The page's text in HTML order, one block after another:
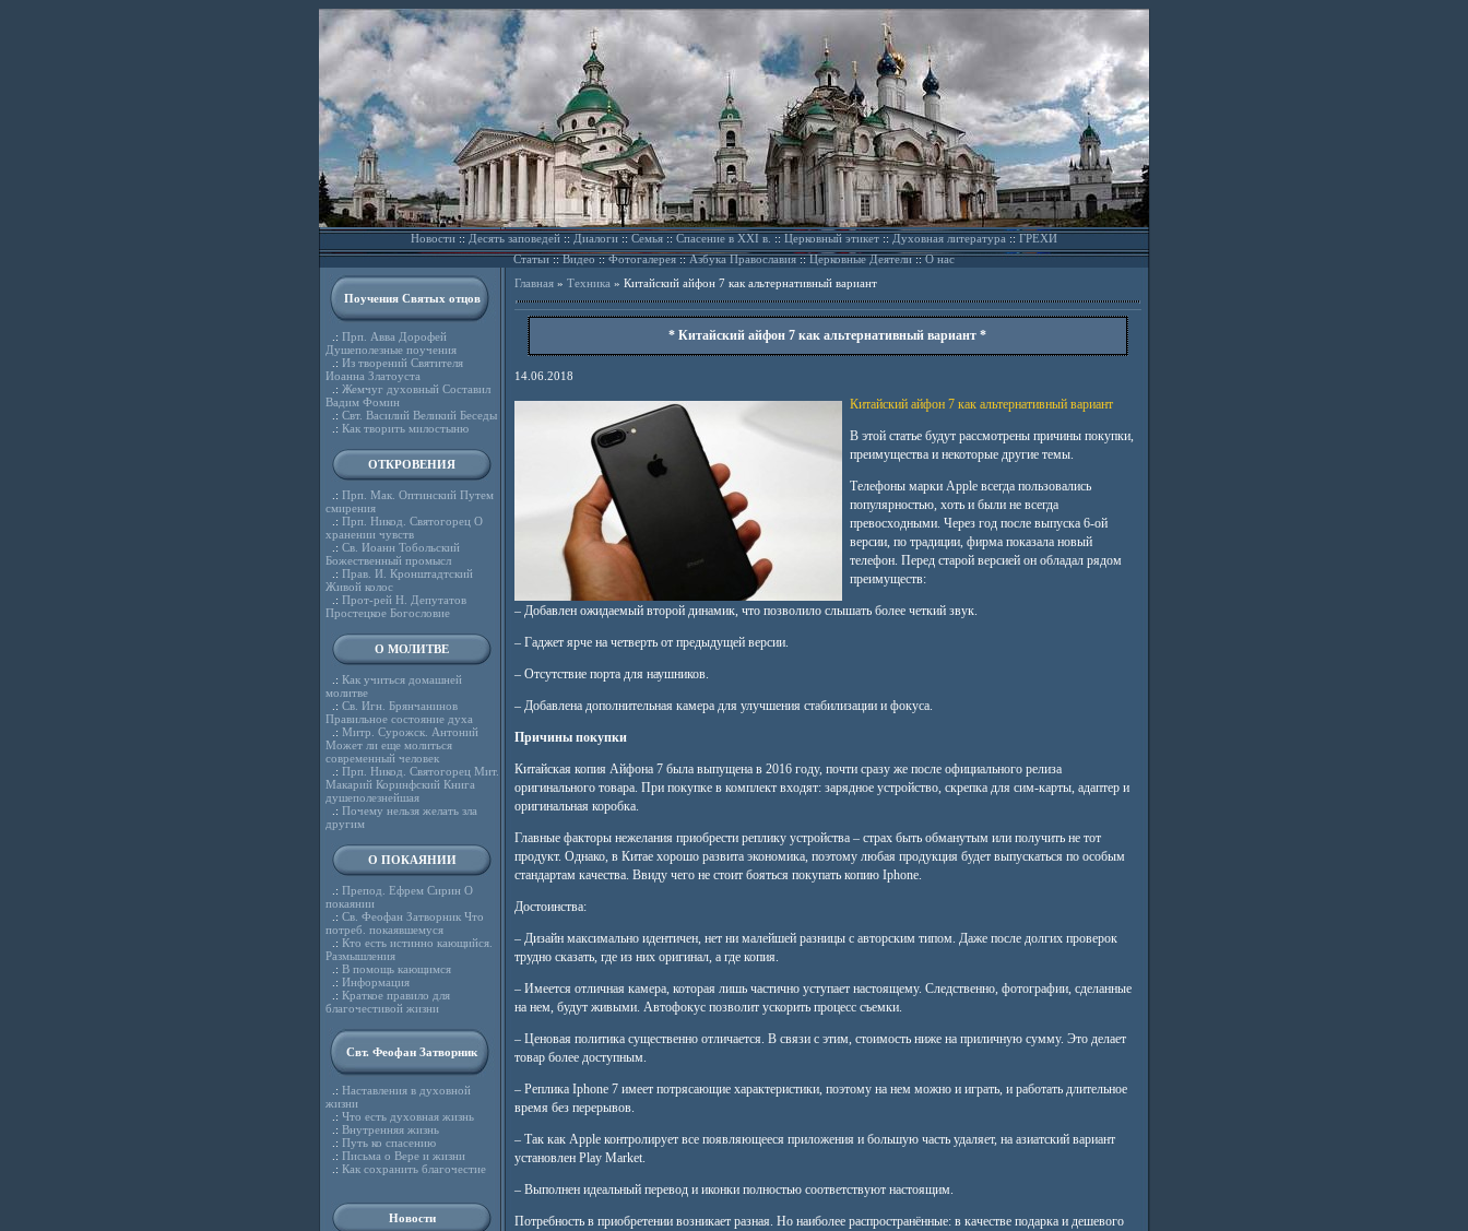
Новости::Десять заповедей::Диалоги::Семья::Спасение в XXI в.::Церковный этикет::Духовная литература::ГРЕХИ
Статьи::Видео ::Фотогалерея::Азбука Православия::Церковные Деятели::О нас
Поучения Святых отцов
.: Прп. Авва Дорофей
Душеполезные поучения
.: Из творений Святителя
Иоанна Златоуста
.: Жемчуг духовный Составил
Вадим Фомин
.: Свт. Василий Великий Беседы
.: Как творить милостыню
ОТКРОВЕНИЯ
.: Прп. Мак. Оптинский Путем
смирения
.: Прп. Никод. Святогорец О
хранении чувств
.: Св. Иоанн Тобольский
Божественный промысл
.: Прав. И. Кронштадтский
Живой колос
.: Прот-рей Н. Депутатов
Простецкое Богословие
О МОЛИТВЕ
.: Как учиться домашней
молитве
.: Св. Игн. Брянчанинов
Правильное состояние духа
.: Митр. Сурожск. Антоний
Может ли еще молиться
современный человек
.: Прп. Никод. Святогорец Мит.
Макарий Коринфский Книга
душеполезнейшая
.: Почему нельзя желать зла
другим
О ПОКАЯНИИ
.: Препод. Ефрем Сирин О
покаянии
.: Св. Феофан Затворник Что
потреб. покаявшемуся
.: Кто есть истинно кающийся.
Размышления
.: В помощь кающимся
.: Информация
.: Краткое правило для
благочестивой жизни
Свт. Феофан Затворник
.: Наставления в духовной
жизни
.: Что есть духовная жизнь
.: Внутренняя жизнь
.: Путь ко спасению
.: Письма о Вере и жизни
.: Как сохранить благочестие
Новости
Главная» Техника » Китайский айфон 7 как альтернативный вариант
* Китайский айфон 7 как альтернативный вариант *
14.06.2018
Китайский айфон 7 как альтернативный вариант
В этой статье будут рассмотрены причины покупки,
преимущества и некоторые другие темы.
Телефоны марки Apple всегда пользовались
популярностью, хоть и были не всегда
превосходными. Через год после выпуска 6-ой
версии, по традиции, фирма показала новый
телефон. Перед старой версией он обладал рядом
преимуществ:
– Добавлен ожидаемый второй динамик, что позволило слышать более четкий звук.
– Гаджет ярче на четверть от предыдущей версии.
– Отсутствие порта для наушников.
– Добавлена дополнительная камера для улучшения стабилизации и фокуса.
Причины покупки
Китайская копия Айфона 7 была выпущена в 2016 году, почти сразу же после официального релиза
оригинального товара. При покупке в комплект входят: зарядное устройство, скрепка для сим-карты, адаптер и
оригинальная коробка.
Главные факторы нежелания приобрести реплику устройства – страх быть обманутым или получить не тот
продукт. Однако, в Китае хорошо развита экономика, поэтому любая продукция будет выпускаться по особым
стандартам качества. Ввиду чего не стоит бояться покупать копию Iphone.
Достоинства:
– Дизайн максимально идентичен, нет ни малейшей разницы с авторским типом. Даже после долгих проверок
трудно сказать, где из них оригинал, а где копия.
– Имеется отличная камера, которая лишь частично уступает настоящему. Следственно, фотографии, сделанные
на нем, будут живыми. Автофокус позволит ускорить процесс съемки.
– Ценовая политика существенно отличается. В связи с этим, стоимость ниже на приличную сумму. Это делает
товар более доступным.
– Реплика Iphone 7 имеет потрясающие характеристики, поэтому на нем можно и играть, и работать длительное
время без перерывов.
– Так как Apple контролирует все появляющееся приложения и большую часть удаляет, на азиатский вариант
установлен Play Market.
– Выполнен идеальный перевод и иконки полностью соответствуют настоящим.
Потребность в приобретении возникает разная. Но наиболее распространённые: в качестве подарка и дешевого